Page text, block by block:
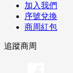
加入我們
序號兌換
商周紅包
追蹤商周